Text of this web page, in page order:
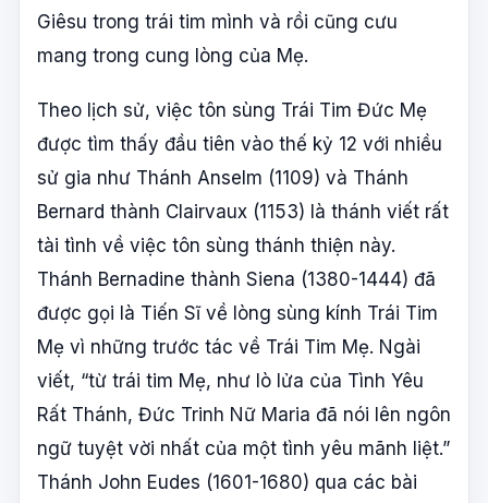
Giêsu trong trái tim mình và rồi cũng cưu
mang trong cung lòng của Mẹ.
Theo lịch sử, việc tôn sùng Trái Tim Đức Mẹ
được tìm thấy đầu tiên vào thế kỷ 12 với nhiều
sử gia như Thánh Anselm (1109) và Thánh
Bernard thành Clairvaux (1153) là thánh viết rất
tài tình về việc tôn sùng thánh thiện này.
Thánh Bernadine thành Siena (1380-1444) đã
được gọi là Tiến Sĩ về lòng sùng kính Trái Tim
Mẹ vì những trước tác về Trái Tim Mẹ. Ngài
viết, “từ trái tim Mẹ, như lò lửa của Tình Yêu
Rất Thánh, Đức Trinh Nữ Maria đã nói lên ngôn
ngữ tuyệt vời nhất của một tình yêu mãnh liệt.”
Thánh John Eudes (1601-1680) qua các bài